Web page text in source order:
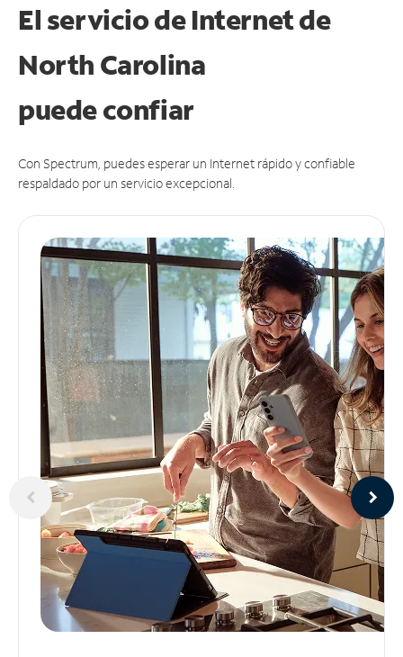
El servicio de Internet de
North Carolina
puedeconfiar
Con Spectrum, puedes esperar un Internet rápido y confiable
respaldado por un servicio excepcional.